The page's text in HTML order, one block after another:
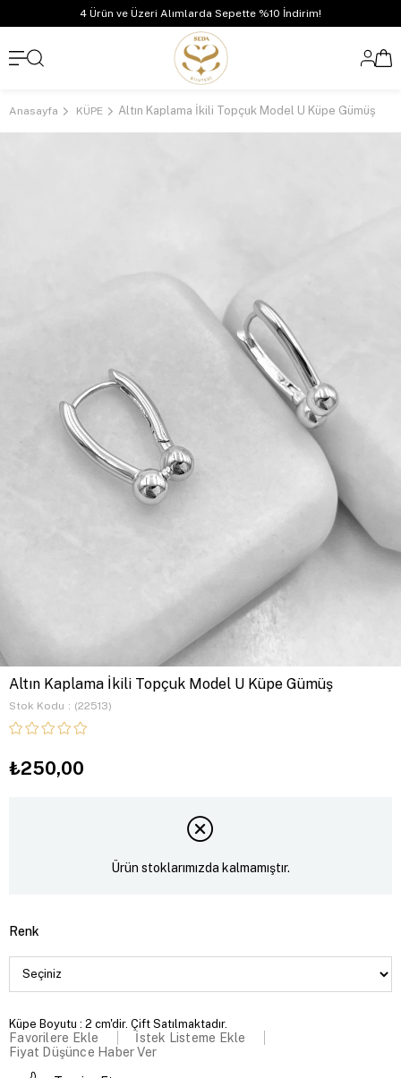
4 Ürün ve Üzeri Alımlarda Sepette %10 İndirim!
Anasayfa KÜPE Altın Kaplama İkili Topçuk Model U Küpe Gümüş
Altın Kaplama İkili Topçuk Model U Küpe Gümüş
Stok Kodu (22513)
₺250,00
Ürün stoklarımızda kalmamıştır.
Renk
Küpe Boyutu : 2 cm'dir. Çift Satılmaktadır.
Favorilere Ekle
İstek Listeme Ekle
Fiyat Düşünce Haber Ver